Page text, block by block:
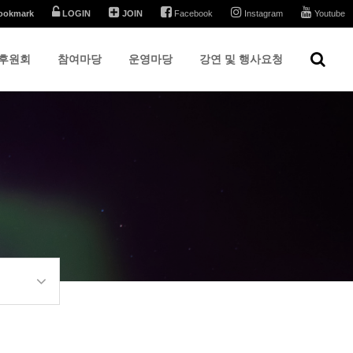
LOGIN JOIN Facebook Instagram Youtube
원회 참여마당 운영마당 강연 및 행사요청